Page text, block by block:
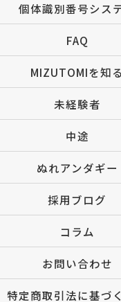
個体識別番号シス
FAQ
MIZUTOMIを知る
未経験者
中途
ぬれアンダギー
採用ブログ
コラム
お問い合わせ
特定商取引法に基づ